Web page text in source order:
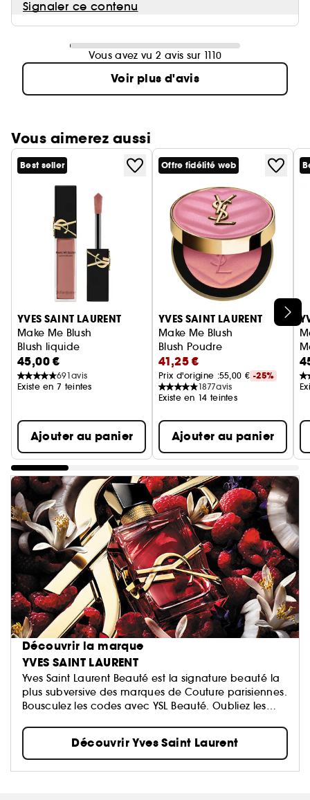
Signaler ce contenu
Vous avez vu 2 avis sur 1110
Voir plus d'avis
Vous aimerez aussi
Ignorer le carrousel produits
Best seller
YVES SAINT LAURENT
Make Me Blush
Blush liquide
45,00 €
691avis
Existe en 7 teintes
Ajouter au panier
Offre fidélité web
YVES SAINT LAURENT
Make Me Blush
Blush Poudre
41,25 €
Prix d'origine :55,00 € -25%
1877avis
Existe en 14 teintes
Ajouter au panier
Découvrir la marque
YVES SAINT LAURENT
Yves Saint Laurent Beauté est la signature beauté la
plus subversive des marques de Couture parisiennes.
Bousculez les codes avec YSL Beauté. Oubliez les
Découvrir Yves Saint Laurent